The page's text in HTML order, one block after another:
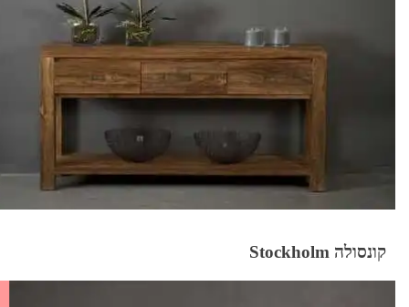
קונסולה Stockholm